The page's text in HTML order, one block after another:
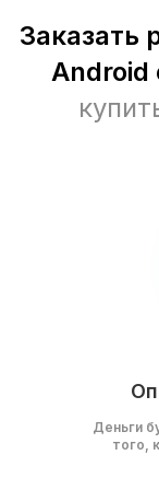
Заказать
Android
Деньги
того,